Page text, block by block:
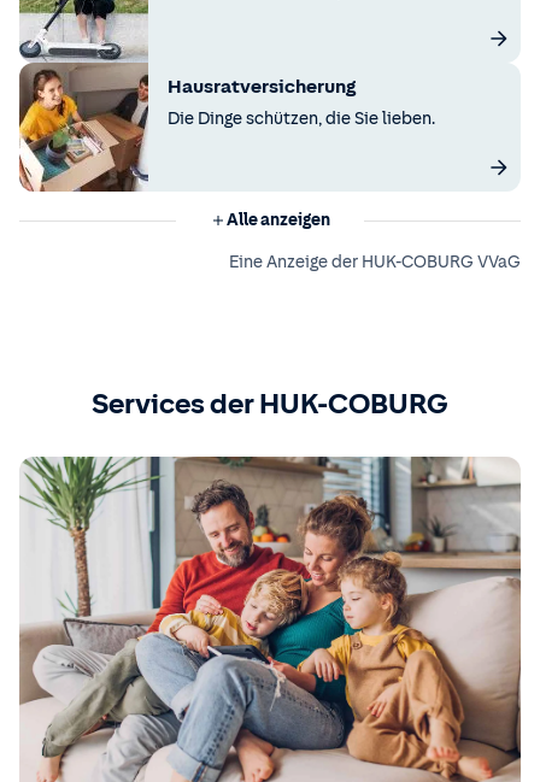
Hausratversicherung
Die Dinge schützen, die Sie lieben.
Alle anzeigen
Eine Anzeige der HUK-COBURG VVaG
Services der HUK-COBURG